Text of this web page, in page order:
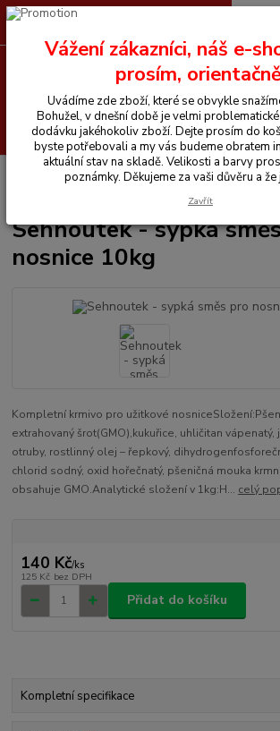
+420 605 255 500
Vitamíny a krmiva pro koně Sehnoutek
Sehnoutek - sypká
nosnice 10kg
Kompletní krmivo pro užitkové
extrahovaný šrot(GMO),kukuřice, uhličitan
otruby, rostlinný olej – řepkový,
chlorid sodný, oxid hořečnatý, pšeničná mouka
obsahuje GMO.Analytické složení v 1kg:H... celý
140 Kč/ks
125 Kč bez DPH
Přidat do košíku
Kompletní specifikace
Vážení zákazníci, náš e-
prosím,
Uvádíme zde zboží, které se obvykle
Bohužel, v dnešní době je velmi
dodávku jakéhokoliv zboží. Dejte prosím do
byste potřebovali a my vás budeme obratem
aktuální stav na skladě. Velikosti a barvy
poznámky. Děkujeme za vaši důvěru a že
Zavřít